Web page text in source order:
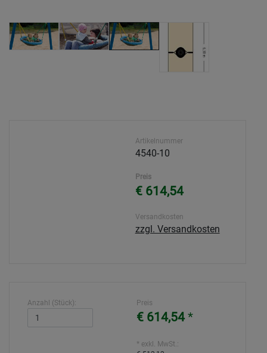
Artikelnummer
4540-10
Preis
€ 614,54
Versandkosten
zzgl. Versandkosten
Anzahl (Stück): Preis
€ 614,54*
* exkl. MwSt.: